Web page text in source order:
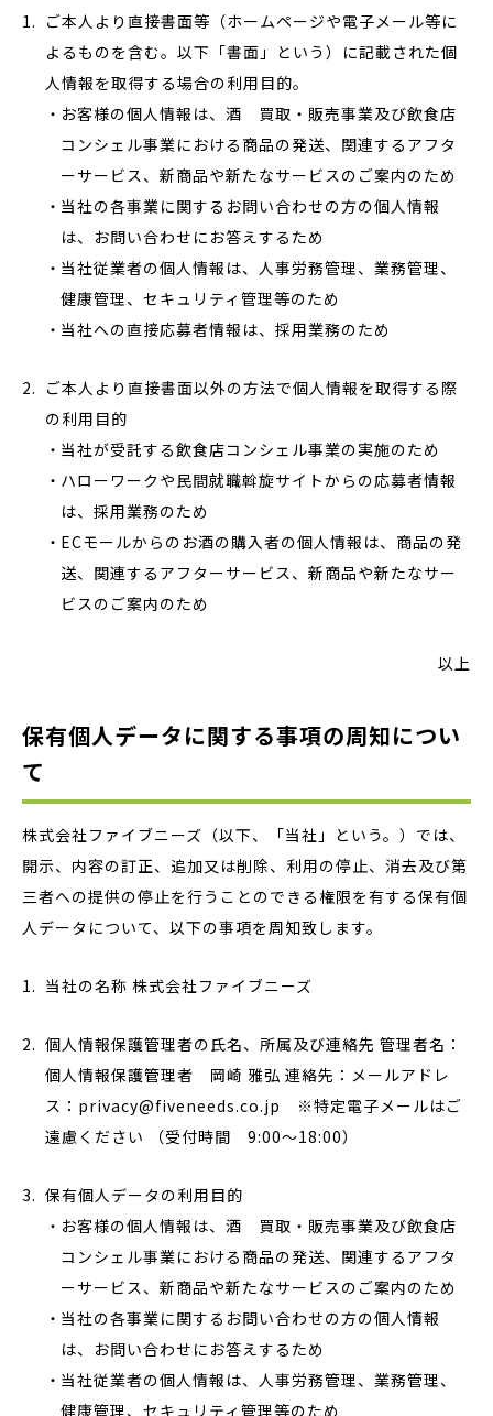
ご本人より直接書面等（ホームページや電子メール等に
よるものを含む。以下「書面」という）に記載された個
人情報を取得する場合の利用目的。
お客様の個人情報は、酒 買取・販売事業及び飲食店
コンシェル事業における商品の発送、関連するアフタ
ーサービス、新商品や新たなサービスのご案内のため
当社の各事業に関するお問い合わせの方の個人情報
は、お問い合わせにお答えするため
当社従業者の個人情報は、人事労務管理、業務管理、
健康管理、セキュリティ管理等のため
当社への直接応募者情報は、採用業務のため
ご本人より直接書面以外の方法で個人情報を取得する際
の利用目的
当社が受託する飲食店コンシェル事業の実施のため
ハローワークや民間就職斡旋サイトからの応募者情報
は、採用業務のため
ECモールからのお酒の購入者の個人情報は、商品の発
送、関連するアフターサービス、新商品や新たなサー
ビスのご案内のため
以上
保有個人データに関する事項の周知につい
て
株式会社ファイブニーズ（以下、「当社」という。）では、
開示、内容の訂正、追加又は削除、利用の停止、消去及び第
三者への提供の停止を行うことのできる権限を有する保有個
人データについて、以下の事項を周知致します。
当社の名称 株式会社ファイブニーズ
個人情報保護管理者の氏名、所属及び連絡先 管理者名：
個人情報保護管理者 岡崎 雅弘 連絡先：メールアドレ
ス：privacy@fiveneeds.co.jp ※特定電子メールはご
遠慮ください （受付時間 9:00～18:00）
保有個人データの利用目的
お客様の個人情報は、酒 買取・販売事業及び飲食店
コンシェル事業における商品の発送、関連するアフタ
ーサービス、新商品や新たなサービスのご案内のため
当社の各事業に関するお問い合わせの方の個人情報
は、お問い合わせにお答えするため
当社従業者の個人情報は、人事労務管理、業務管理、
健康管理、セキュリティ管理等のため